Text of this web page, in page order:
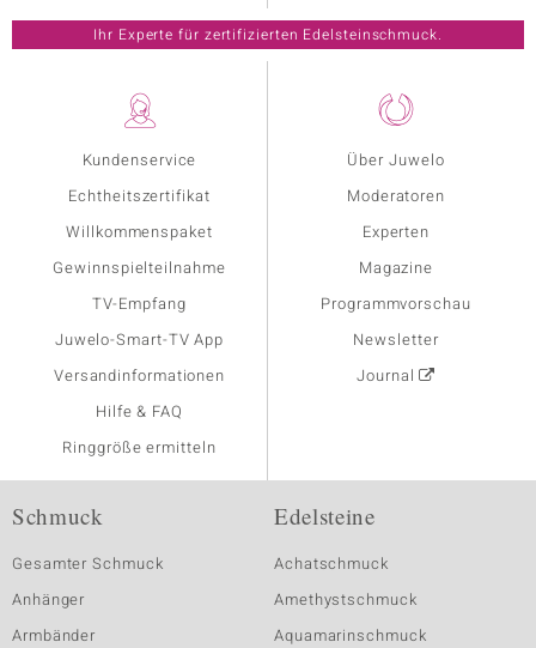
Kundenservice
Echtheitszertifikat
Willkommenspaket
Gewinnspielteilnahme
TV-Empfang
Juwelo-Smart-TV App
Versandinformationen
Hilfe & FAQ
Ringgröße ermitteln
Über Juwelo
Moderatoren
Experten
Magazine
Programmvorschau
Newsletter
Journal
Ihr Experte für zertifizierten Edelsteinschmuck.
Schmuck
Gesamter Schmuck
Anhänger
Armbänder
Edelsteine
Achatschmuck
Amethystschmuck
Aquamarinschmuck